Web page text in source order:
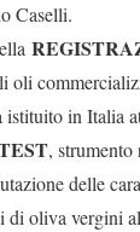
Caselli.
oli
istituito in Italia
, strumento
delle
di oliva vergini